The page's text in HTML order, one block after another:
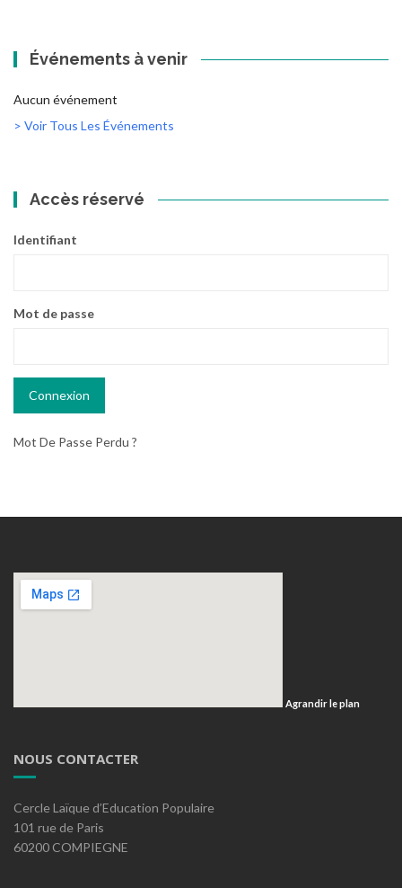
Événements à venir
Aucun événement
> Voir Tous Les Événements
Accès réservé
Identifiant
Mot de passe
Mot De Passe Perdu ?
Agrandir le plan
NOUS CONTACTER
Cercle Laïque d’Education Populaire
101 rue de Paris
60200 COMPIEGNE